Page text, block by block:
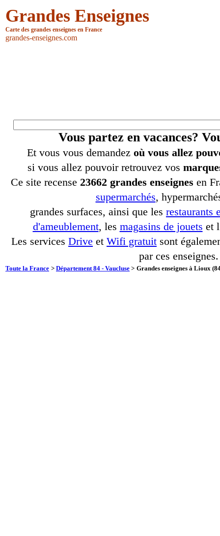
Grandes Enseignes
Carte des grandes enseignes en France
grandes-enseignes.com
Vous partez en vacances?
Et vous vous demandez où vous allez
si vous allez pouvoir retrouvez vos
Ce site recense 23662 grandes enseignes en
supermarchés,
grandes surfaces, ainsi que les restaurants
d'ameublement, les magasins de jouets et
Les services Drive et Wifi gratuit sont
par ces enseignes.
Toute la France > Département 84 - Vaucluse > Grandes enseignes à Lioux